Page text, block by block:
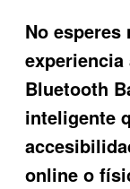
No esperes
Bluetooth
inteligente
online o